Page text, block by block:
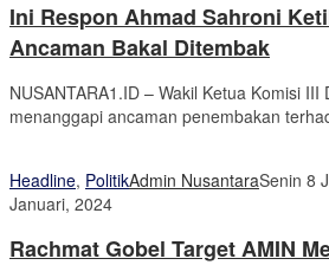
Ini Respon Ahmad Sahroni
Ancaman Bakal Ditembak
NUSANTARA1.ID – Wakil Ketua Komisi
menanggapi ancaman penembakan
Headline, PolitikAdmin NusantaraSenin 8
Januari, 2024
Rachmat Gobel Target AMIN